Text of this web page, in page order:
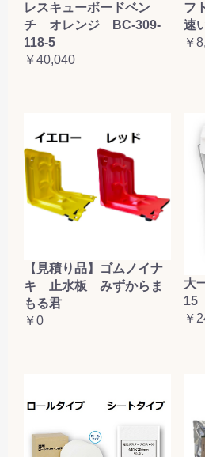
レスキューボードベン
チ オレンジ BC-309-
118-5
￥40,040
フ
速
￥
【見積り品】ゴムノイナ
キ 止水板 みずからま
もる君
￥0
大
15
￥